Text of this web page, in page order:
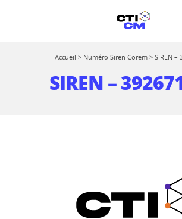
Accueil > Numéro Siren Corem > SIREN –
SIREN –